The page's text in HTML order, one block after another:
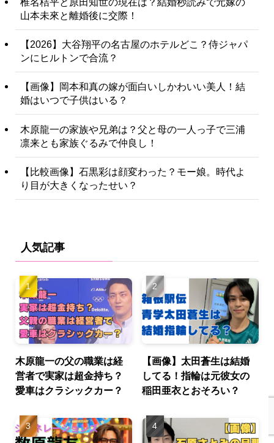
山本未來と離婚後に交際！
【2026】大谷翔平の名古屋のホテルどこ？侍ジャパ
ンにヒルトンで合流？
【画像】岡本和真の嫁が面白いしかわいい美人！結
婚はいつで子供はいる？
木原龍一の家族や兄弟は？父と母の一人っ子で三浦
凛来とも家族ぐるみで仲良し！
【比較画像】石黒彩は顔変わった？モー娘。時代よ
り目が大きくなったせい？
人気記事
木原龍一の父の職業は経
営者で実家は超金持ち？
愛車はクラシックカー？
【画像】太田蒼生は結婚
してる！指輪は元彼女の
稲田亜衣とおそろい？